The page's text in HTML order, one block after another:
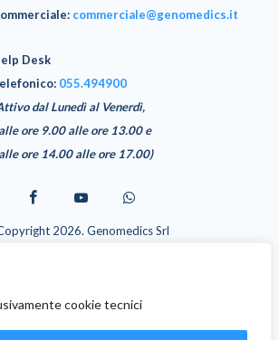
cookie tecnici
: commerciale@genomedics.it
Desk
055.494900
dal Lunedì al Venerdì,
ore 9.00 alle ore 13.00 e
ore 14.00 alle ore 17.00)
2026. Genomedics Srl
devono strettamente attenersi a quanto
utente e alla documentazione tecnica di